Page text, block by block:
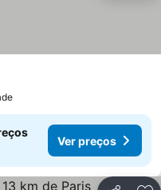
Ver preços